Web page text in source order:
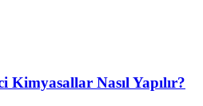
Nasıl Yapılır?